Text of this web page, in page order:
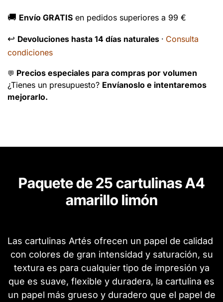
🚚 Envío GRATIS en pedidos superiores a 99 €
↩️ Devoluciones hasta 14 días naturales · Consulta
condiciones
💬 Precios especiales para compras por volumen
¿Tienes un presupuesto? Envíanoslo e intentaremos
mejorarlo.
Paquete de 25 cartulinas A4
amarillo limón
Las cartulinas Artés ofrecen un papel de calidad
con colores de gran intensidad y saturación, su
textura es para cualquier tipo de impresión ya
que es suave, flexible y duradera, la cartulina es
un papel más grueso y duradero que el papel de